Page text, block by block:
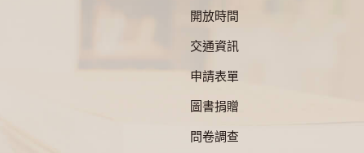
開放時間
交通資訊
申請表單
圖書捐贈
問卷調查